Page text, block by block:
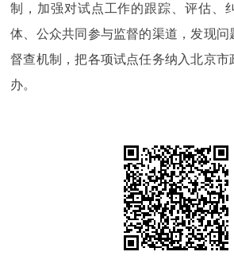
制，加强对试点工作的跟踪、评估、
体、公众共同参与监督的渠道，发现问
督查机制，把各项试点任务纳入北京市
办。